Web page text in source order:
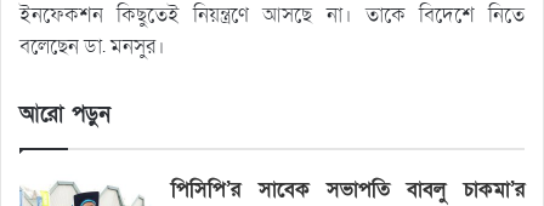
ইনফেকশন কিছুতেই নিয়ন্ত্রণে আসছে না। তাকে বিদেশে নিতে
বলেছেন ডা. মনসুর।
আরো পড়ুন
পিসিপি’র সাবেক সভাপতি বাবলু চাকমা’র